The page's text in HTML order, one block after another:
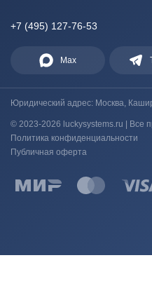
+7 (495) 127-76-53
Max
Юридический адрес: Москва,
© 2023-2026 luckysystems.ru | Все
Политика конфиденциальности
Публичная оферта